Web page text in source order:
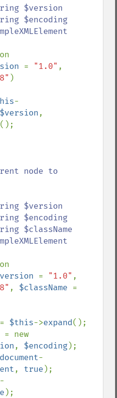
= "1.0"
)
-
$version
();
= "1.0"
, $className
= $this->expand();
, $encoding);
-
, true );
-
);